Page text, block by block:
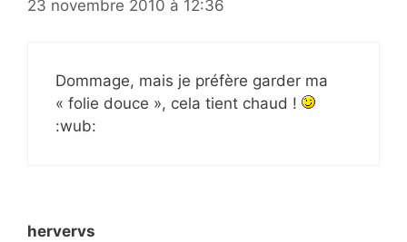
23 novembre 2010 à 12:36
Dommage, mais je préfère garder ma
« folie douce », cela tient chaud !
:wub:
hervervs